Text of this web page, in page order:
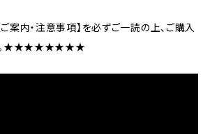
注意事項】を必ずご一読の上、ご購入
す。★★★★★★★★